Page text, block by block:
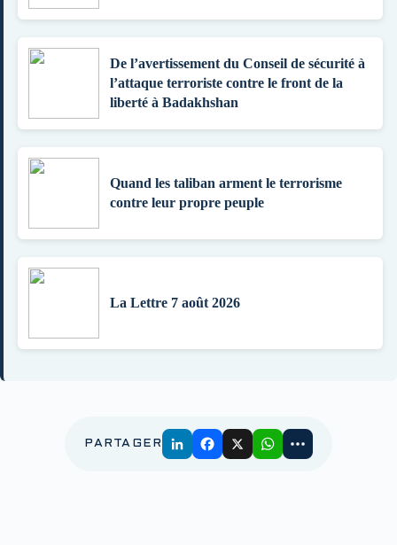
De l’avertissement du Conseil de sécurité à
l’attaque terroriste contre le front de la
liberté à Badakhshan
Quand les taliban arment le terrorisme
contre leur propre peuple
La Lettre 7 août 2026
PARTAGER